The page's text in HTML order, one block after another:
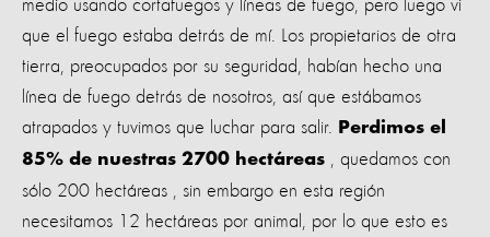
medio usando cortafuegos y líneas de fuego, pero luego vi
que el fuego estaba detrás de mí. Los propietarios de otra
tierra, preocupados por su seguridad, habían hecho una
línea de fuego detrás de nosotros, así que estábamos
atrapados y tuvimos que luchar para salir.
Perdimos el
85% de nuestras 2700 hectáreas
, quedamos con
sólo 200 hectáreas , sin embargo en esta región
necesitamos 12 hectáreas por animal, por lo que esto es